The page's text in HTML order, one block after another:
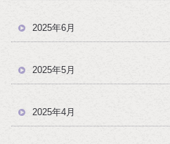
2025年6月
2025年5月
2025年4月